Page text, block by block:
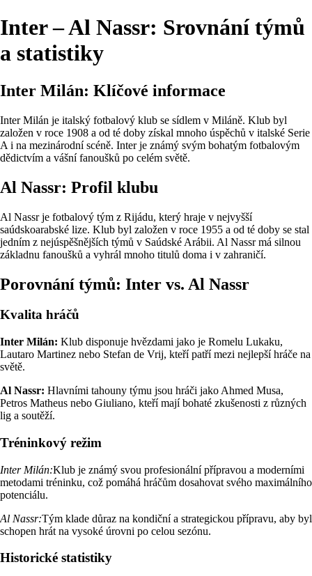
Inter – Al Nassr: Srovnání týmů
a statistiky
Inter Milán: Klíčové informace
Inter Milán je italský fotbalový klub se sídlem v Miláně. Klub byl
založen v roce 1908 a od té doby získal mnoho úspěchů v italské Serie
A i na mezinárodní scéně. Inter je známý svým bohatým fotbalovým
dědictvím a vášní fanoušků po celém světě.
Al Nassr: Profil klubu
Al Nassr je fotbalový tým z Rijádu, který hraje v nejvyšší
saúdskoarabské lize. Klub byl založen v roce 1955 a od té doby se stal
jedním z nejúspěšnějších týmů v Saúdské Arábii. Al Nassr má silnou
základnu fanoušků a vyhrál mnoho titulů doma i v zahraničí.
Porovnání týmů: Inter vs. Al Nassr
Kvalita hráčů
Inter Milán: Klub disponuje hvězdami jako je Romelu Lukaku,
Lautaro Martinez nebo Stefan de Vrij, kteří patří mezi nejlepší hráče na
světě.
Al Nassr: Hlavními tahouny týmu jsou hráči jako Ahmed Musa,
Petros Matheus nebo Giuliano, kteří mají bohaté zkušenosti z různých
lig a soutěží.
Tréninkový režim
Inter Milán:Klub je známý svou profesionální přípravou a moderními
metodami tréninku, což pomáhá hráčům dosahovat svého maximálního
potenciálu.
Al Nassr:Tým klade důraz na kondiční a strategickou přípravu, aby byl
schopen hrát na vysoké úrovni po celou sezónu.
Historické statistiky